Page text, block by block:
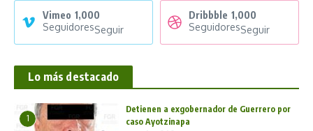
Vimeo 1,000
SeguidoresSeguir
Dribbble 1,000
SeguidoresSeguir
Lo más destacado
1
Detienen a exgobernador de Guerrero por
caso Ayotzinapa